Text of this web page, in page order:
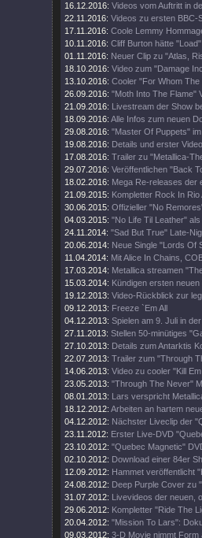
16.12.2016: Videos vom Auftritt in
22.11.2016: Videos zu ersten BBC-
17.11.2016: Coole Lemmy
10.11.2016: Cliff Burton hätte
01.11.2016: Neuer Clip zu "Atlas,
18.10.2016: Video zum "Damage
13.10.2016: Cooler "For Whom The
26.09.2016: "Moth Into The Flame"
21.09.2016: Livestream der Show
18.09.2016: Alle Infos zum neuen
29.08.2016: "Master Of Puppets" im
19.08.2016: Details und erster
17.08.2016: Trailer zu "Metallica-
29.07.2016: Veröffentlichen "Back
18.02.2016: Mega Re-releases der
21.09.2015: Kompletter Rock In Rio
30.06.2015: Offizieller "No
04.03.2015: "No Life Til Leather"
24.11.2014: "Sad But True" Late-
20.06.2014: Neue Single "Lords Of
11.04.2014: Mit Alice In Chains,
17.03.2014: Metallica streamen
15.03.2014: Kündigen ersten neuen
19.12.2013: Video-Rückblick zur
09.12.2013: Freeze `Em All
04.12.2013: Spielen am 9. Juli in
27.11.2013: Stellen 50-minütiges
27.10.2013: Details zum Antarktis
22.07.2013: Trailer zum "Through
14.06.2013: Video zu cooler "Kill
23.05.2013: "Through The Never"
08.01.2013: Lars verspricht
18.12.2012: Arbeiten an hartem
04.12.2012: Nächster Liveclip der
23.11.2012: Erster Live-DVD
23.10.2012: "Quebec Magnetic"
02.10.2012: Download einer 84er
12.09.2012: Hammet veröffentlicht
24.08.2012: Deep Purple Cover zu
31.07.2012: Livevideos der neuen,
29.06.2012: Kompletter "Ride The
20.04.2012: "Mission To Lars":
09.03.2012: 3-D Movie nimmt Form